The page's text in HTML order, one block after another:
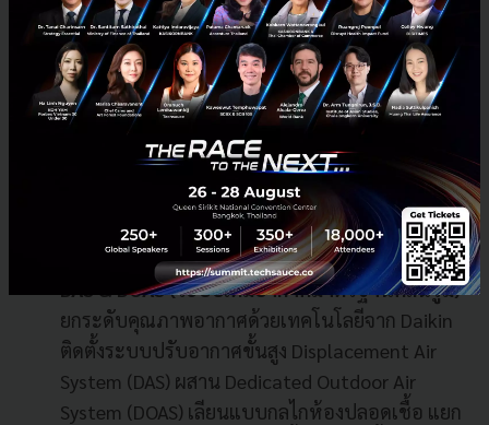
อากาศสะอาด ปลอดภัย พร้อมช่วยประหยัดพลังงาน
และเป็นมิตรต่อสิ่งแวดล้อม โดย Casa Tech
The Cooling Waterfall (น้ำตกทำความเย็น)
ดื่มด่ำความสดชื่นจากน้ำตกสูง 16 เมตร เชื่อมต่อ 3
ชั้น เปรียบเสมือนเครื่องปรับอากาศธรรมชาติขนาด
มหึมา ช่วยเพิ่มความชุ่มชื้นและไม่เปลืองพลังงานใน
การสร้างภาวะน่าสบาย
DAS & DOAS (ระบบเติมอากาศมาตรฐานคลีนรูม)
ยกระดับคุณภาพอากาศด้วยเทคโนโลยีจาก Daikin
ติดตั้งระบบปรับอากาศขั้นสูง Displacement Air
System (DAS) ผสาน Dedicated Outdoor Air
System (DOAS) เลียนแบบกลไกห้องปลอดเชื้อ แยก